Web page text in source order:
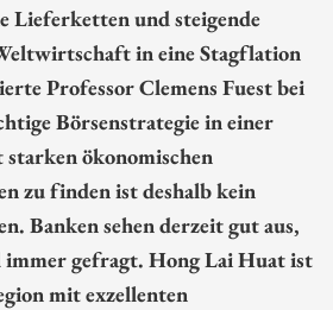
Lieferketten und steigende
in eine Stagflation
Professor Clemens Fuest bei
Börsenstrategie in einer
ökonomischen
zu finden ist deshalb kein
Banken sehen derzeit gut aus,
gefragt. Hong Lai Huat ist
mit exzellenten